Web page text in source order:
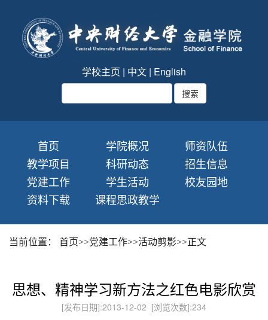
学校主页 | 中文 | English
首页 学院概况
师资队伍
教学项目
科研动态
招生信息
党建工作
学生活动
校友园地
资料下载
课程思政教学
当前位置： 首页>>党建工作>>活动剪影>>正文
思想、精神学习新方法之红色电影欣赏
[发布日期]:2013-12-02 [浏览次数]:234